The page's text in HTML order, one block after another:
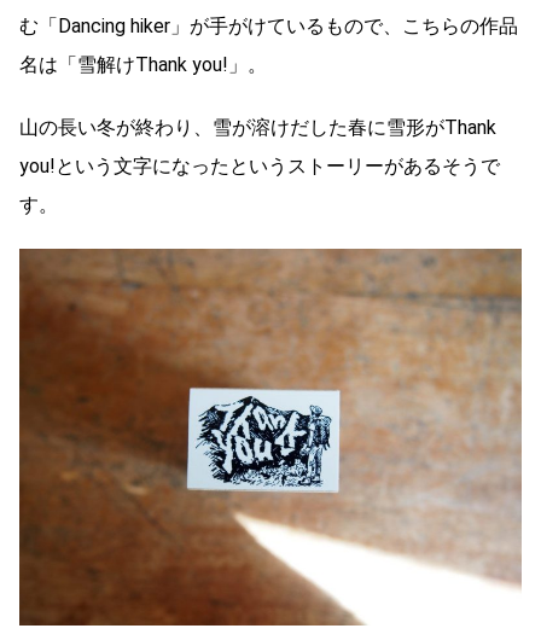
む「Dancing hiker」が手がけているもので、こちらの作品
名は「雪解けThank you!」。
山の長い冬が終わり、雪が溶けだした春に雪形がThank
you!という文字になったというストーリーがあるそうで
す。